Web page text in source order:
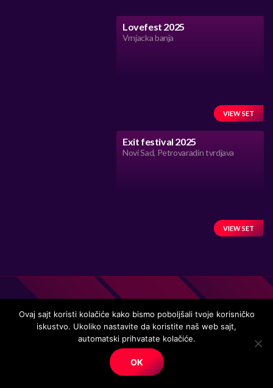
Lovefest 2025
Vrnjacka banja
VIEW SET
Exit festival 2025
Novi Sad, Petrovaradin tvrdjava
VIEW SET
Handmade in Serbia 15 years ago, while listening to the great
© Copyright. All right reserved.
Ovaj sajt koristi kolačiće kako bismo poboljšali tvoje korisničko
iskustvo. Ukoliko nastavite da koristite naš web sajt,
automatski prihvatate kolačiće.
OK